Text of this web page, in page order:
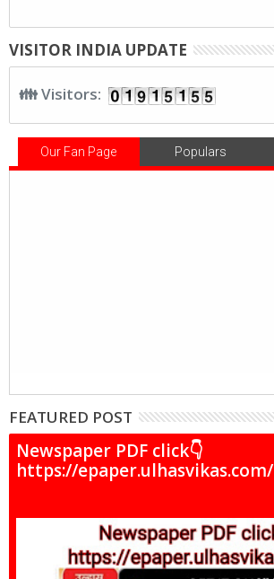
VISITOR INDIA UPDATE
👪 Visitors:
Our Fan Page Populars
FEATURED POST
Newspaper PDF click👇
https://epaper.ulhasvikas.com/